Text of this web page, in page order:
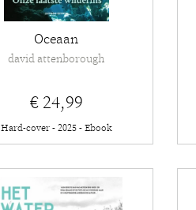
Oceaan
david attenborough
€ 24,99
Hard-cover - 2025 - Ebook